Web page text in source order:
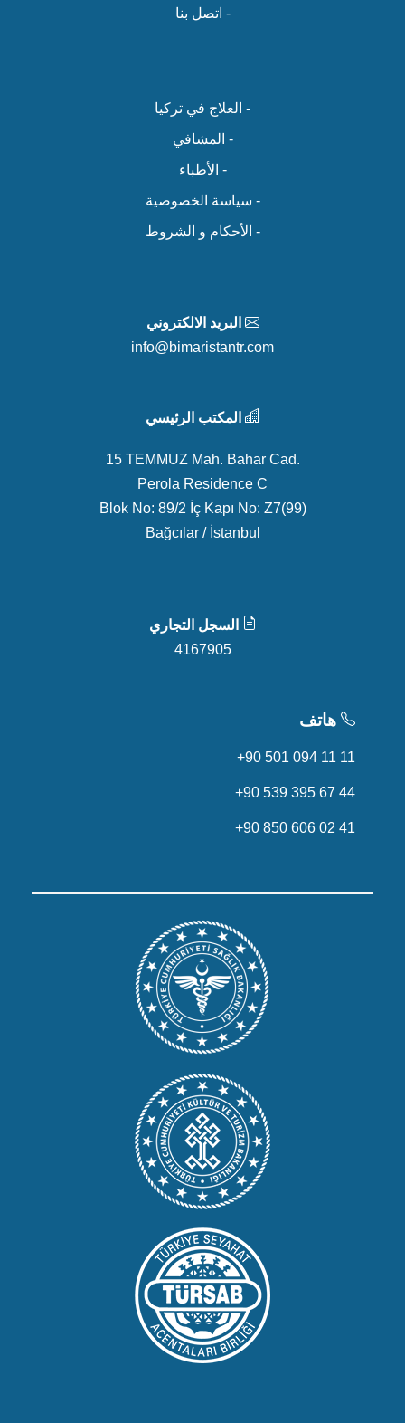
- اتصل بنا
- العلاج في تركيا
- المشافي
- الأطباء
- سياسة الخصوصية
- الأحكام و الشروط
البريد الالكتروني
info@bimaristantr.com
المكتب الرئيسي
15 TEMMUZ Mah. Bahar Cad.
Perola Residence C
Blok No: 89/2 İç Kapı No: Z7(99)
Bağcılar / İstanbul
السجل التجاري
4167905
هاتف
+90 501 094 11 11
+90 539 395 67 44
+90 850 606 02 41